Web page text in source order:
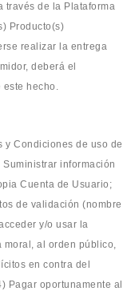
través de la Plataforma
Producto(s)
realizar la entrega
deberá el
este hecho.
y Condiciones de uso de
información
Cuenta de Usuario;
de validación (nombre
y/o usar la
al orden público,
en contra del
Pagar oportunamente al